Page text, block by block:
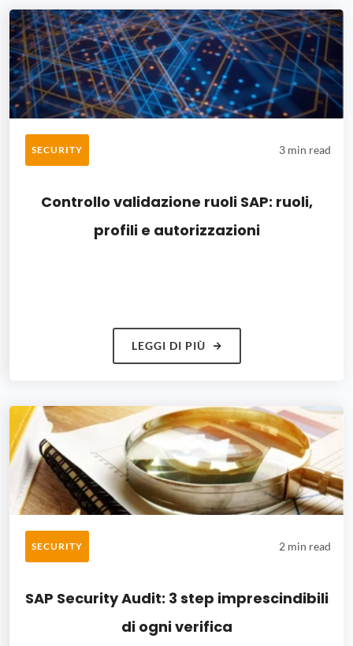
SECURITY 3 min read
Controllo validazione ruoli SAP: ruoli,
profili e autorizzazioni
LEGGI DI PIÙ
SECURITY 2 min read
SAP Security Audit: 3 step imprescindibili
di ogni verifica